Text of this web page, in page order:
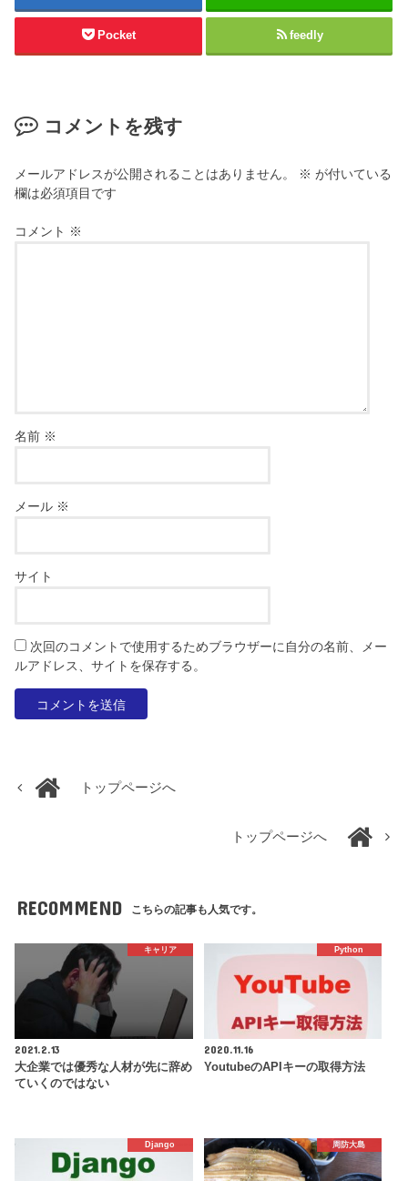
Pocket feedly
コメントを残す
メールアドレスが公開されることはありません。 ※ が付いている
欄は必須項目です
コメント ※
名前 ※
メール ※
サイト
次回のコメントで使用するためブラウザーに自分の名前、メー
ルアドレス、サイトを保存する。
トップページへ
トップページへ
RECOMMEND こちらの記事も人気です。
キャリア
2021.2.13
大企業では優秀な人材が先に辞め
ていくのではない
Python
2020.11.16
YoutubeのAPIキーの取得方法
Django 周防大島